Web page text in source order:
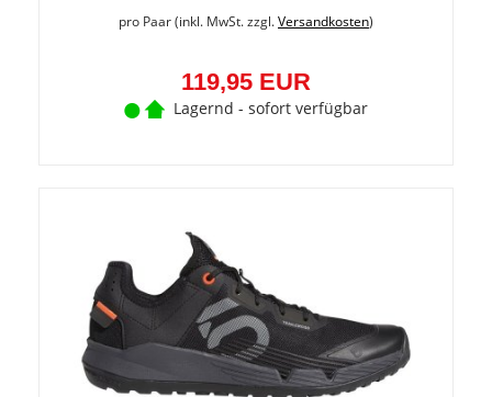
pro Paar (inkl. MwSt. zzgl.Versandkosten)
119,95 EUR
Lagernd - sofort verfügbar